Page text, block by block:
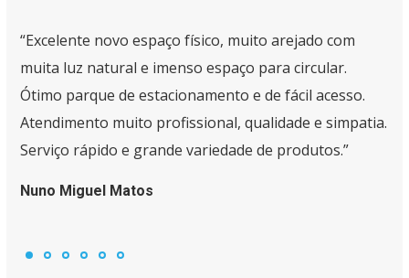
“Excelente novo espaço físico, muito arejado com
muita luz natural e imenso espaço para circular.
Ótimo parque de estacionamento e de fácil acesso.
Atendimento muito profissional, qualidade e simpatia.
Serviço rápido e grande variedade de produtos.”
Nuno Miguel Matos